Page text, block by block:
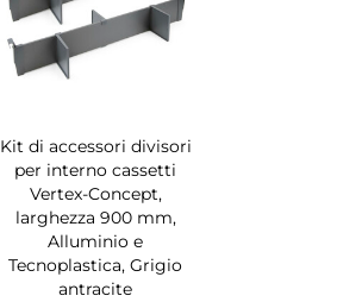
Kit di accessori divisori
per interno cassetti
Vertex-Concept,
larghezza 900 mm,
Alluminio e
Tecnoplastica, Grigio
antracite